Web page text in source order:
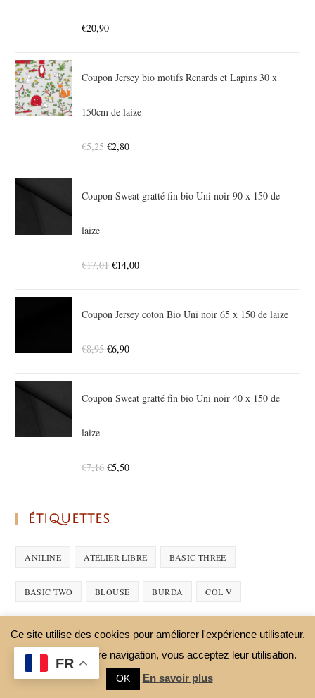
€20,90
Coupon Jersey bio motifs Renards et Lapins 30 x
150cm de laize
€5,25 €2,80
Coupon Sweat gratté fin bio Uni noir 90 x 150 de
laize
€17,01 €14,00
Coupon Jersey coton Bio Uni noir 65 x 150 de laize
€8,95 €6,90
Coupon Sweat gratté fin bio Uni noir 40 x 150 de
laize
€7,16 €5,50
ÉTIQUETTES
ANILINE ATELIER LIBRE BASIC THREE
BASIC TWO BLOUSE BURDA COL V
COUTURE ROBE CRÊPE FACILE FEMME
Ce site utilise des cookies pour améliorer l'expérience utilisateur.
En continuant votre navigation, vous acceptez leur utilisation.
OK En savoir plus
FR